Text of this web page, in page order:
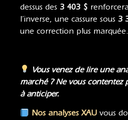
dessus des 3 403 $
l’inverse, une cassure sous 3
une correction plus marquée.
Vous venez de lire une
marché ? Ne vous contentez
à anticiper.
Nos analyses XAU vous